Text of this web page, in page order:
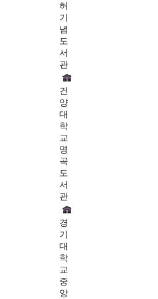
허
기
념
도
서
관
건
양
대
학
교
명
곡
도
서
관
경
기
대
학
교
중
앙